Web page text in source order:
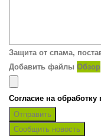
Защита от спама,
Добавить файлы Обзор
Согласие на
Отправить
Сообщить новость